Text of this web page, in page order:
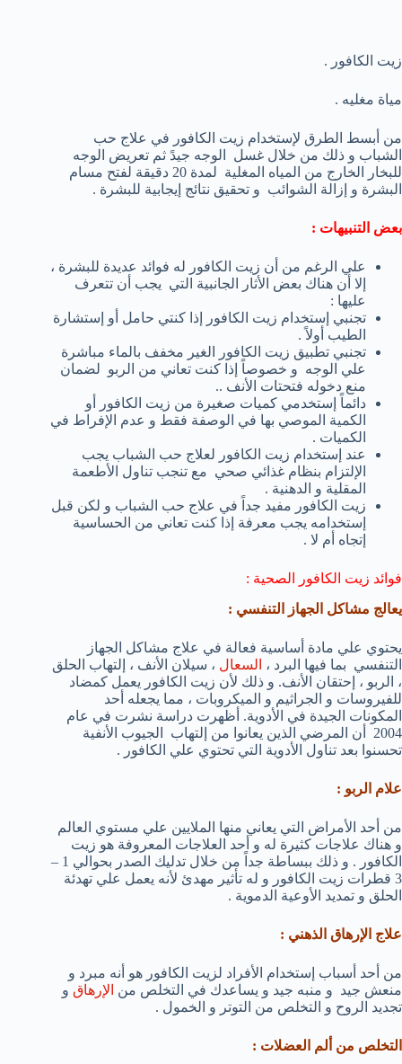
زيت الكافور .
مياة مغليه .
من أبسط الطرق لإستخدام زيت الكافور في علاج حب
الشباب و ذلك من خلال غسل الوجه جيدً ثم تعريض الوجه
للبخار الخارج من المياه المغلية لمدة 20 دقيقة لفتح مسام
البشرة و إزالة الشوائب و تحقيق نتائج إيجابية للبشرة .
بعض التنبيهات :
علي الرغم من أن زيت الكافور له فوائد عديدة للبشرة ،
إلا أن هناك بعض الأثار الجانبية التي يجب أن تتعرف
عليها :
تجنبي إستخدام زيت الكافور إذا كنتي حامل أو إستشارة
الطيب أولاً .
تجنبي تطبيق زيت الكافور الغير مخفف بالماء مباشرة
علي الوجه و خصوصاً إذا كنت تعاني من الربو لضمان
منع دخوله فتحتات الأنف ..
دائماً إستخدمي كميات صغيرة من زيت الكافور أو
الكمية الموصي بها في الوصفة فقط و عدم الإفراط في
الكميات .
عند إستخدام زيت الكافور لعلاج حب الشباب يجب
الإلتزام بنظام غذائي صحي مع تنجب تناول الأطعمة
المقلية و الدهنية .
زيت الكافور مفيد جداً في علاج حب الشباب و لكن قبل
إستخدامه يجب معرفة إذا كنت تعاني من الحساسية
إتجاه أم لا .
فوائد زيت الكافور الصحية :
يعالج مشاكل الجهاز التنفسي :
يحتوي علي مادة أساسية فعالة في علاج مشاكل الجهاز
التنفسي بما فيها البرد ، السعال ، سيلان الأنف ، إلتهاب الحلق
، الربو ، إحتقان الأنف. و ذلك لأن زيت الكافور يعمل كمضاد
للفيروسات و الجراثيم و الميكروبات ، مما يجعله أحد
المكونات الجيدة في الأدوية. أظهرت دراسة نشرت في عام
2004 أن المرضي الذين يعانوا من إلتهاب الجيوب الأنفية
تحسنوا بعد تناول الأدوية التي تحتوي علي الكافور .
علام الربو :
من أحد الأمراض التي يعاني منها الملايين علي مستوي العالم
و هناك علاجات كثيرة له و أحد العلاجات المعروفة هو زيت
الكافور . و ذلك ببساطة جداً من خلال تدليك الصدر بحوالي 1 –
3 قطرات زيت الكافور و له تأثير مهدئ لأنه يعمل علي تهدئة
الحلق و تمديد الأوعية الدموية .
علاج الإرهاق الذهني :
من أحد أسباب إستخدام الأفراد لزيت الكافور هو أنه مبرد و
منعش جيد و منبه جيد و يساعدك في التخلص من الإرهاق و
تجديد الروح و التخلص من التوتر و الخمول .
التخلص من ألم العضلات :